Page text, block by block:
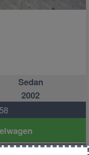
Sedan
2002